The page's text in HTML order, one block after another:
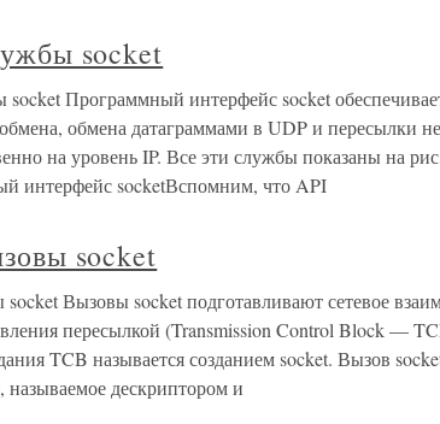
socket
Программный интерфейс socket
обмена датаграммами в UDP и пересылки
на уровень IP. Все эти службы показаны на
интерфейс socketВспомним, что API
socket
Вызовы socket подготавливают сетевое
пересылкой (Transmission Control Block —
TCB называется созданием socket. Вызов
называемое дескриптором и